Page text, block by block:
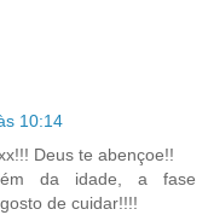
10:14
Deus te abençoe!!
da idade, a fase
de cuidar!!!!